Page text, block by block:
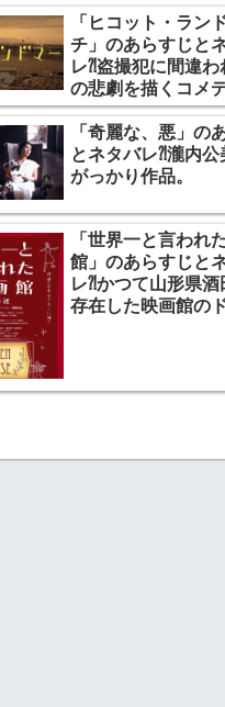
「ヒコット・ラン
チ」のあらすじと
レ⁈盗撮犯に間違わ
の悲劇を描くコメデ
「奇麗な、悪」の
とネタバレ⁈瀧内公
がっかり作品。
「世界一と言われ
館」のあらすじと
レ⁈かつて山形県酒
存在した映画館の